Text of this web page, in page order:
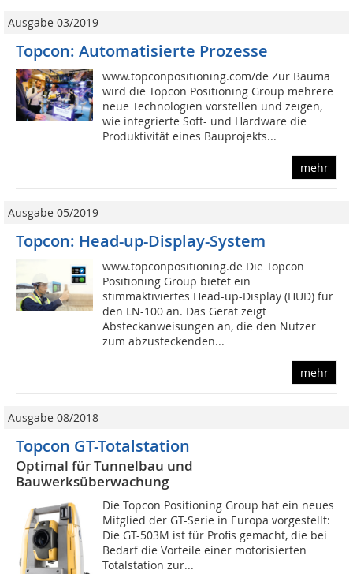
Ausgabe 03/2019
Topcon: Automatisierte Prozesse
www.topconpositioning.com/de Zur Bauma
wird die Topcon Positioning Group mehrere
neue Technologien vorstellen und zeigen,
wie integrierte Soft- und Hardware die
Produktivität eines Bauprojekts...
mehr
Ausgabe 05/2019
Topcon: Head-up-Display-System
www.topconpositioning.de Die Topcon
Positioning Group bietet ein
stimmaktiviertes Head-up-Display (HUD) für
den LN-100 an. Das Gerät zeigt
Absteckanweisungen an, die den Nutzer
zum abzusteckenden...
mehr
Ausgabe 08/2018
Topcon GT-Totalstation
Optimal für Tunnelbau und
Bauwerksüberwachung
Die Topcon Positioning Group hat ein neues
Mitglied der GT-Serie in Europa vorgestellt:
Die GT-503M ist für Profis gemacht, die bei
Bedarf die Vorteile einer motorisierten
Totalstation zur...